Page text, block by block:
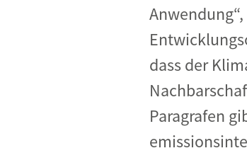
dass der
Paragrafen